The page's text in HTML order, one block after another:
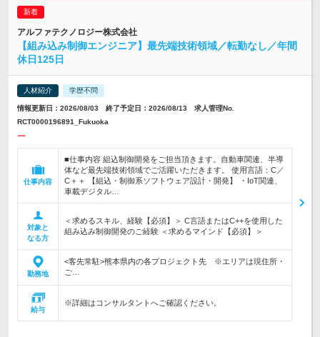
アルファテクノロジー株式会社
【組み込み制御エンジニア】最先端技術領域／転勤なし／年間
休日125日
人材紹介 学歴不問
情報更新日：2026/08/03 終了予定日：2026/08/13 求人管理No.
RCT0000196891_Fukuoka
ー
仕事内容
■仕事内容 組込制御開発をご担当頂きます。自動車関連、半導
体など最先端技術領域でご活躍いただきます。 使用言語：C／
C＋＋ 【組込・制御系ソフトウェア設計・開発】 ・IoT関連、
車載デジタル…
対象と
なる方
＜求めるスキル、経験【必須】＞ C言語またはC++を使用した
組み込み制御開発のご経験 ＜求めるマインド【必須】＞
勤務地
<客先常駐>熊本県内の各プロジェクト先 ※エリアは現住所・
ご…
給与
※詳細はコンサルタントへご確認ください。